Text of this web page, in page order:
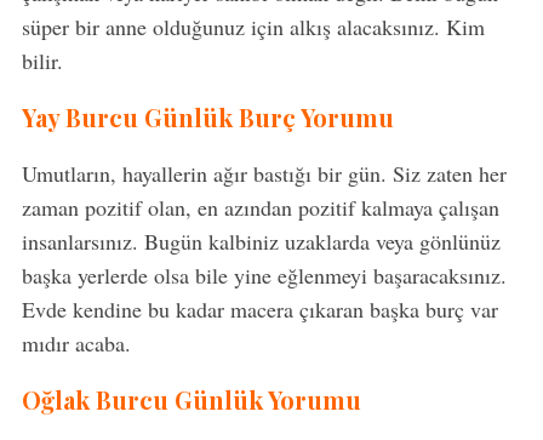
süper bir anne olduğunuz için alkış alacaksınız. Kim
bilir.
Yay Burcu Günlük Burç Yorumu
Umutların, hayallerin ağır bastığı bir gün. Siz zaten her
zaman pozitif olan, en azından pozitif kalmaya çalışan
insanlarsınız. Bugün kalbiniz uzaklarda veya gönlünüz
başka yerlerde olsa bile yine eğlenmeyi başaracaksınız.
Evde kendine bu kadar macera çıkaran başka burç var
mıdır acaba.
Oğlak Burcu Günlük Yorumu
S
r
c
f